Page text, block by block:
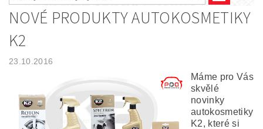
NOVÉ PRODUKTY AUTOKOSMETIKY
K2
23.10.2016
Máme pro Vás
skvělé
novinky
autokosmetiky
K2, které si